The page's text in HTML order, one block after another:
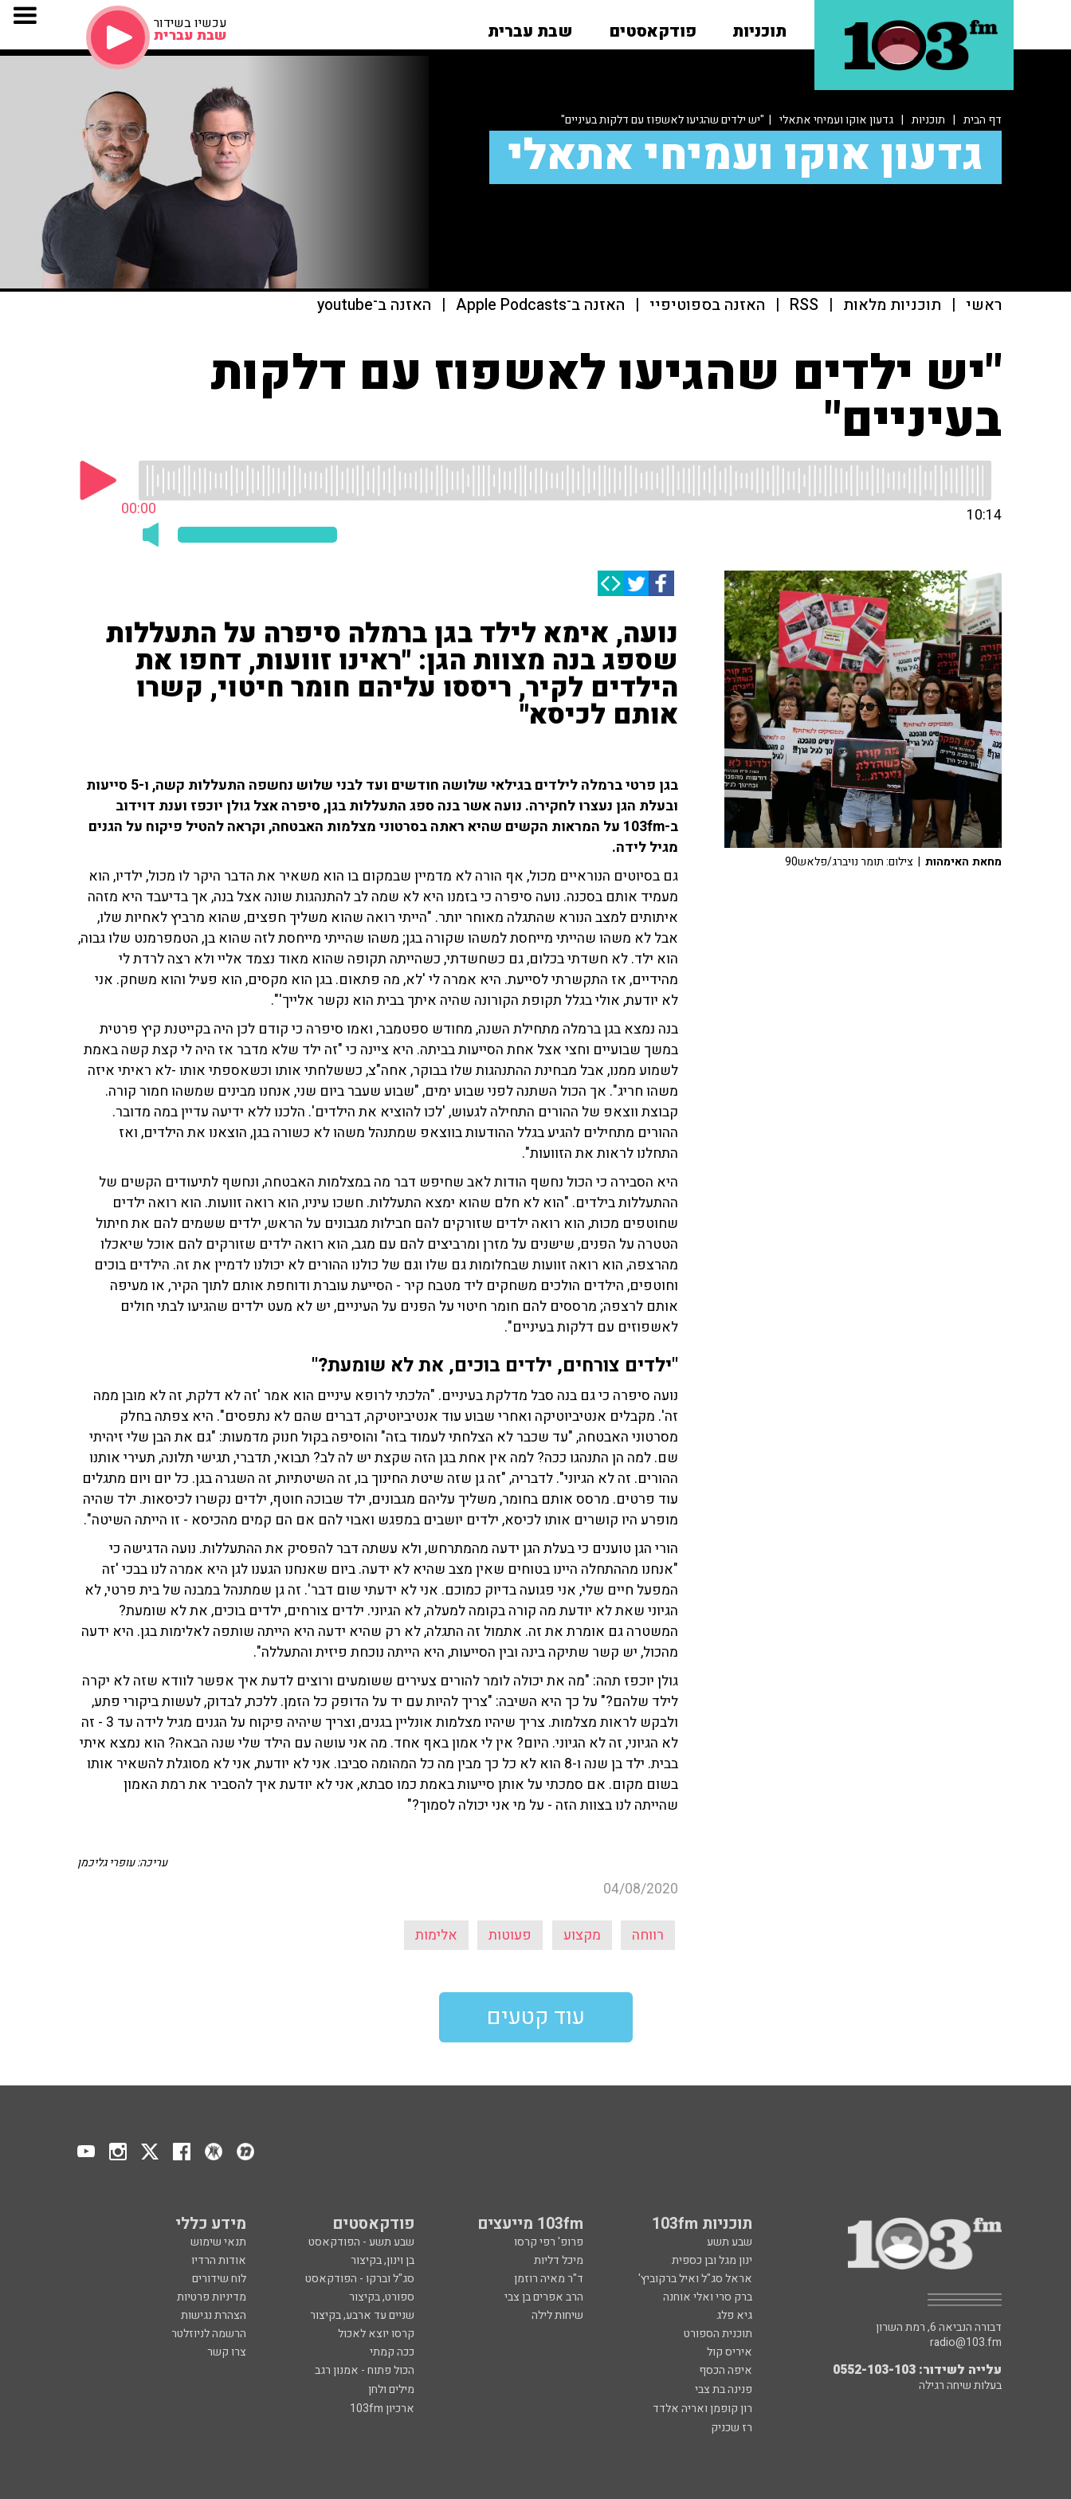
תוכניות פודקאסטים שבת עברית עכשיו בשידור
שבת עברית
דף הבית | תוכניות | גדעון אוקו ועמיחי אתאלי | "יש ילדים שהגיעו לאשפוז עם דלקות בעיניים"
גדעון אוקו ועמיחי אתאלי
ראשי | תוכניות מלאות |
RSS
| האזנה בספוטיפיי | האזנה ב־Apple Podcasts | האזנה ב־youtube
"יש ילדים שהגיעו לאשפוז עם דלקות
בעיניים"
00:00 10:14
נועה, אימא לילד בגן ברמלה סיפרה על התעללות
שספג בנה מצוות הגן: "ראינו זוועות, דחפו את
הילדים לקיר, ריססו עליהם חומר חיטוי, קשרו
אותם לכיסא"
בגן פרטי ברמלה לילדים בגילאי שלושה חודשים ועד לבני שלוש נחשפה התעללות קשה, ו-5 סייעות
ובעלת הגן נעצרו לחקירה. נועה אשר בנה ספג התעללות בגן, סיפרה אצל גולן יוכפז וענת דוידוב
ב-103fm על המראות הקשים שהיא ראתה בסרטוני מצלמות האבטחה, וקראה להטיל פיקוח על הגנים
מגיל לידה.
גם בסיוטים הנוראיים מכול, אף הורה לא מדמיין שבמקום בו הוא משאיר את הדבר היקר לו מכול, ילדיו, הוא
מעמיד אותם בסכנה. נועה סיפרה כי בזמנו היא לא שמה לב להתנהגות שונה אצל בנה, אך בדיעבד היא מזהה
איתותים למצב הנורא שהתגלה מאוחר יותר. "הייתי רואה שהוא משליך חפצים, שהוא מרביץ לאחיות שלו,
אבל לא משהו שהייתי מייחסת למשהו שקורה בגן; משהו שהייתי מייחסת לזה שהוא בן, הטמפרמנט שלו גבוה,
הוא ילד. לא חשדתי בכלום, גם כשחשדתי, כשהייתה תקופה שהוא מאוד נצמד אליי ולא רצה לרדת לי
מהידיים, אז התקשרתי לסייעת. היא אמרה לי 'לא, מה פתאום. בגן הוא מקסים, הוא פעיל והוא משחק. אני
לא יודעת, אולי בגלל תקופת הקורונה שהיה איתך בבית הוא נקשר אלייך'".
בנה נמצא בגן ברמלה מתחילת השנה, מחודש ספטמבר, ואמו סיפרה כי קודם לכן היה בקייטנת קיץ פרטית
במשך שבועיים וחצי אצל אחת הסייעות בביתה. היא ציינה כי "זה ילד שלא מדבר אז היה לי קצת קשה באמת
לשמוע ממנו, אבל מבחינת ההתנהגות שלו בבוקר, אחה"צ, כששלחתי אותו וכשאספתי אותו -לא ראיתי איזה
משהו חריג". אך הכול השתנה לפני שבוע ימים, "שבוע שעבר ביום שני, אנחנו מבינים שמשהו חמור קורה.
קבוצת ווצאפ של ההורים התחילה לגעוש, 'לכו להוציא את הילדים'. הלכנו ללא ידיעה עדיין במה מדובר.
ההורים מתחילים להגיע בגלל ההודעות בווצאפ שמתנהל משהו לא כשורה בגן, הוצאנו את הילדים, ואז
התחלנו לראות את הזוועות".
היא הסבירה כי הכול נחשף הודות לאב שחיפש דבר מה במצלמות האבטחה, ונחשף לתיעודים הקשים של
ההתעללות בילדים. "הוא לא חלם שהוא ימצא התעללות. חשכו עיניו, הוא רואה זוועות. הוא רואה ילדים
שחוטפים מכות, הוא רואה ילדים שזורקים להם חבילות מגבונים על הראש, ילדים ששמים להם את חיתול
הטטרה על הפנים, שישנים על מזרן ומרביצים להם עם מגב, הוא רואה ילדים שזורקים להם אוכל שיאכלו
מהרצפה, הוא רואה זוועות שבחלומות גם שלו וגם של כולנו ההורים לא יכולנו לדמיין את זה. הילדים בוכים
וחוטפים, הילדים הולכים משחקים ליד מטבח קיר - הסייעת עוברת ודוחפת אותם לתוך הקיר, או מעיפה
אותם לרצפה; מרססים להם חומר חיטוי על הפנים על העיניים, יש לא מעט ילדים שהגיעו לבתי חולים
לאשפוזים עם דלקות בעיניים".
"ילדים צורחים, ילדים בוכים, את לא שומעת?"
נועה סיפרה כי גם בנה סבל מדלקת בעיניים. "הלכתי לרופא עיניים הוא אמר 'זה לא דלקת, זה לא מובן ממה
זה'. מקבלים אנטיביוטיקה ואחרי שבוע עוד אנטיביוטיקה, דברים שהם לא נתפסים". היא צפתה בחלק
מסרטוני האבטחה, "עד שכבר לא הצלחתי לעמוד בזה" והוסיפה בקול חנוק מדמעות: "גם את הבן שלי זיהיתי
שם. למה הן התנהגו ככה? למה אין אחת בגן הזה שקצת יש לה לב? תבואי, תדברי, תגישי תלונה, תעירי אותנו
ההורים. זה לא הגיוני". לדבריה, "זה גן שזה שיטת החינוך בו, זה השיטתיות, זה השגרה בגן. כל יום ויום מתגלים
עוד פרטים. מרסס אותם בחומר, משליך עליהם מגבונים, ילד שבוכה חוטף, ילדים נקשרו לכיסאות. ילד שהיה
מופרע היו קושרים אותו לכיסא, ילדים יושבים במפגש ואבוי להם אם הם קמים מהכיסא - זו הייתה השיטה".
הורי הגן טוענים כי בעלת הגן ידעה מהמתרחש, ולא עשתה דבר להפסיק את ההתעללות. נועה הדגישה כי
"אנחנו מההתחלה היינו בטוחים שאין מצב שהיא לא ידעה. ביום שאנחנו הגענו לגן היא אמרה לנו בבכי 'זה
המפעל חיים שלי, אני פגועה בדיוק כמוכם. אני לא ידעתי שום דבר'. זה גן שמתנהל במבנה של בית פרטי, לא
הגיוני שאת לא יודעת מה קורה בקומה למעלה, לא הגיוני. ילדים צורחים, ילדים בוכים, את לא שומעת?
המשטרה גם אומרת את זה. אתמול זה התגלה, לא רק שהיא ידעה היא הייתה שותפה לאלימות בגן. היא ידעה
מהכול, יש קשר שתיקה בינה ובין הסייעות, היא הייתה נוכחת פיזית והתעללה".
גולן יוכפז תהה: "מה את יכולה לומר להורים צעירים ששומעים ורוצים לדעת איך אפשר לוודא שזה לא יקרה
לילד שלהם?" על כך היא השיבה: "צריך להיות עם יד על הדופק כל הזמן. ללכת, לבדוק, לעשות ביקורי פתע,
ולבקש לראות מצלמות. צריך שיהיו מצלמות אונליין בגנים, וצריך שיהיה פיקוח על הגנים מגיל לידה עד 3 - זה
לא הגיוני, זה לא הגיוני. היום? אין לי אמון באף אחד. מה אני עושה עם הילד שלי שנה הבאה? הוא נמצא איתי
בבית. ילד בן שנה ו-8 הוא לא כל כך מבין מה כל המהומה סביבו. אני לא יודעת, אני לא מסוגלת להשאיר אותו
בשום מקום. אם סמכתי על אותן סייעות באמת כמו סבתא, אני לא יודעת איך להסביר את רמת האמון
שהייתה לנו בצוות הזה - על מי אני יכולה לסמוך?"
עריכה: עופרי גליכמן
04/08/2020
רווחה מקצוע פעוטות אלימות
מחאת האימהות | צילום: תומר נויברג/פלאש90
עוד קטעים
תוכניות 103fm 103fm מייעצים פודקאסטים מידע כללי
שבע תשע פרופ' רפי קרסו שבע תשע - הפודקאסט
תנאי שימוש
ינון מגל ובן כספית
מיכל דליות בן וינון, בקיצור
אודות הרדיו
אראל סג"ל ואיל ברקוביץ'
ד"ר מאיה רוזמן סג"ל וברקו - הפודקאסט
לוח שידורים
ברק סרי ואלי אוחנה
הרב אפרים בן צבי ספורט, בקיצור
מדיניות פרטיות
גיא פלג
שיחות לילה שניים עד ארבע, בקיצור
הצהרת נגישות
תוכנית הספורט
קרסו יוצא לאכול
הרשמה לניוזלטר
איריס קול
ככה קמתי
צרו קשר
איפה הכסף
הכול פתוח - אמנון רגב
פנינה בת צבי
מילים ולחן
רון קופמן ואריה אלדד
ארכיון 103fm
רז שכניק
דבורה הנביאה 6, רמת השרון
radio@103.fm
עלייה לשידור: 0552-103-103
בעלות שיחה רגילה